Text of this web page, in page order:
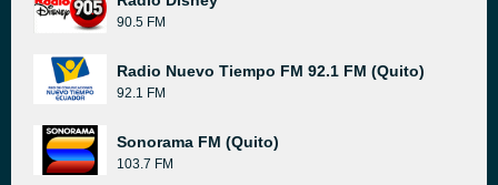
90.5 FM
Radio Nuevo Tiempo FM 92.1 FM (Quito)
92.1 FM
Sonorama FM (Quito)
103.7 FM